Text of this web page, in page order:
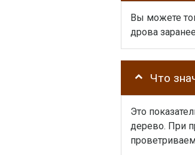
Вы можете
дрова
Что
Это
дерево. При